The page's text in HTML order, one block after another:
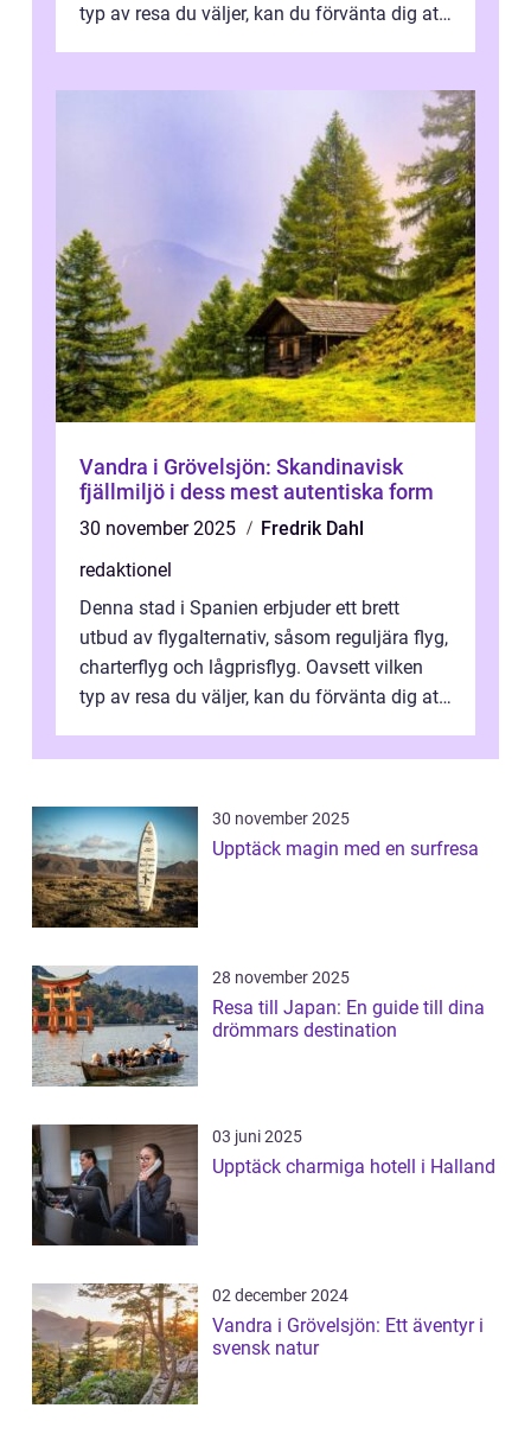
typ av resa du väljer, kan du förvänta dig att
Vandra i Grövelsjön: Skandinavisk
fjällmiljö i dess mest autentiska form
30 november 2025
Fredrik Dahl
redaktionel
Denna stad i Spanien erbjuder ett brett
utbud av flygalternativ, såsom reguljära flyg,
charterflyg och lågprisflyg. Oavsett vilken
typ av resa du väljer, kan du förvänta dig att
30 november 2025
Upptäck magin med en surfresa
28 november 2025
Resa till Japan: En guide till dina
drömmars destination
03 juni 2025
Upptäck charmiga hotell i Halland
02 december 2024
Vandra i Grövelsjön: Ett äventyr i
svensk natur